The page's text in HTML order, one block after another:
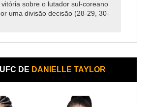
sobre o lutador sul-coreano
uma divisão decisão (28-29, 30-
DE DANIELLE TAYLOR